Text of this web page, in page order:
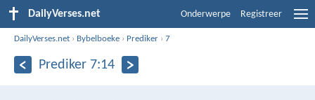
DailyVerses.net Onderwerpe Registreer
DailyVerses.net › Bybelboeke › Prediker ›7
Prediker 7:14